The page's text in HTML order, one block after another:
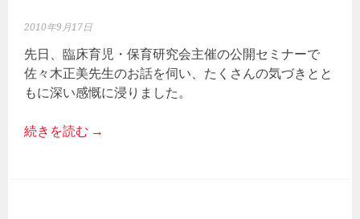
2010年9月17日
先日、臨床育児・保育研究会主催の公開セミナーで
佐々木正美先生のお話を伺い、たくさんの気づきとと
もに深い感慨に浸りました。
続きを読む →